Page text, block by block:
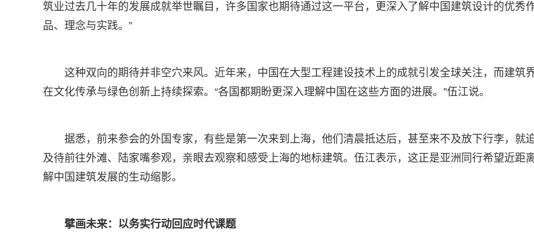
筑业过去几十年的发展成就举世瞩目，许多国家也期待通过这一平台，更深入了解中国建筑设计的优秀
品、理念与实践。”
这种双向的期待并非空穴来风。近年来，中国在大型工程建设技术上的成就引发全球关注，而建筑
在文化传承与绿色创新上持续探索。“各国都期盼更深入理解中国在这些方面的进展。”伍江说。
据悉，前来参会的外国专家，有些是第一次来到上海，他们清晨抵达后，甚至来不及放下行李，就
及待前往外滩、陆家嘴参观，亲眼去观察和感受上海的地标建筑。伍江表示，这正是亚洲同行希望近距
解中国建筑发展的生动缩影。
擘画未来：以务实行动回应时代课题